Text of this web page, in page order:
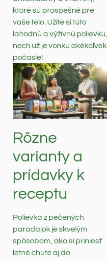
ktoré sú prospešné pre
vaše telo. Užite si túto
lahodnú a výživnú polievku,
nech už je vonku akékoľvek
počasie!
Rôzne
varianty a
prídavky k
receptu
Polievka z pečených
paradajok je skvelým
spôsobom, ako si priniesť
letné chute aj do